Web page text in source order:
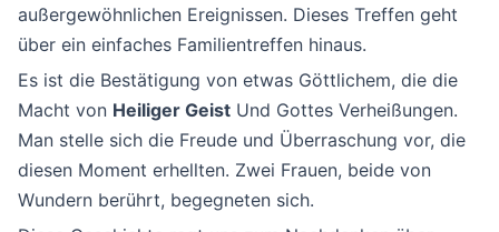
außergewöhnlichen Ereignissen. Dieses Treffen geht
über ein einfaches Familientreffen hinaus.
Es ist die Bestätigung von etwas Göttlichem, die die
Macht von Heiliger Geist Und Gottes Verheißungen.
Man stelle sich die Freude und Überraschung vor, die
diesen Moment erhellten. Zwei Frauen, beide von
Wundern berührt, begegneten sich.